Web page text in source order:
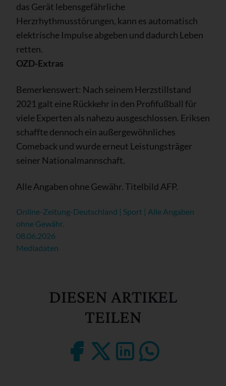
das Gerät lebensgefährliche
Herzrhythmusstörungen, kann es automatisch
elektrische Impulse abgeben und dadurch Leben
retten.
OZD-Extras
Bemerkenswert: Nach seinem Herzstillstand
2021 galt eine Rückkehr in den Profifußball für
viele Experten als nahezu ausgeschlossen. Eriksen
schaffte dennoch ein außergewöhnliches
Comeback und wurde erneut Leistungsträger
seiner Nationalmannschaft.
Alle Angaben ohne Gewähr. Titelbild AFP.
Online-Zeitung-Deutschland | Sport | Alle Angaben
ohne Gewähr.
08.06.2026
Mediadaten
DIESEN ARTIKEL
TEILEN